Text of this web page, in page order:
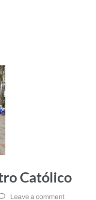
Católico
Leave a comment